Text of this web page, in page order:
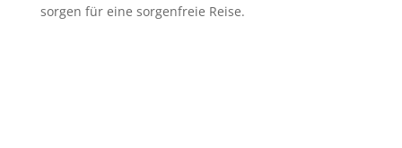
sorgen für eine sorgenfreie Reise.